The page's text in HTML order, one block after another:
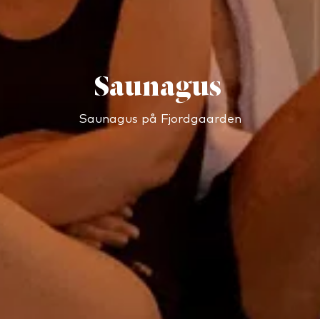
Saunagus
Saunagus på Fjordgaarden